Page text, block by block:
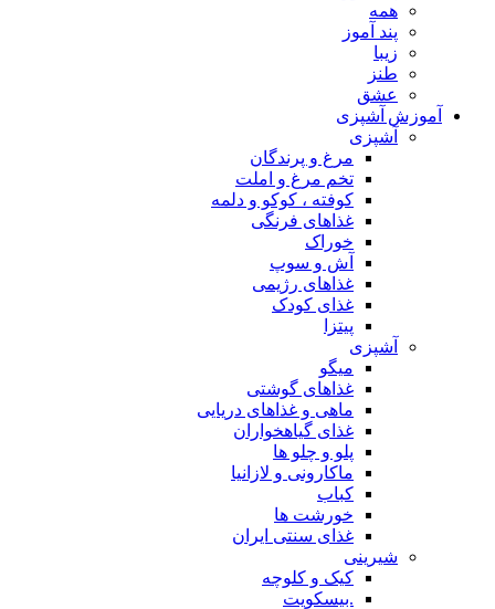
همه
پند آموز
زیبا
طنز
عشق
آموزش آشپزی
آشپزی
مرغ و پرندگان
تخم مرغ و املت
کوفته ، کوکو و دلمه
غذاهای فرنگی
خوراک
آش و سوپ
غذاهای رژیمی
غذای کودک
پیتزا
آشپزی
میگو
غذاهای گوشتی
ماهی و غذاهای دریایی
غذای گیاهخواران
پلو و چلو ها
ماکارونی و لازانیا
کباب
خورشت ها
غذای سنتی ایران
شیرینی
کیک و کلوچه
.بیسکویت